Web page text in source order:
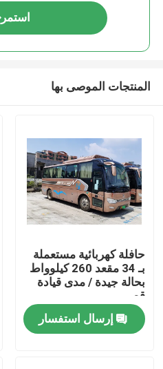
استمر
المنتجات الموصى بها
حافلة كهربائية مستعملة
بـ 34 مقعد 260 كيلوواط
بحالة جيدة / مدى قيادة
قصير
إرسال استفسار